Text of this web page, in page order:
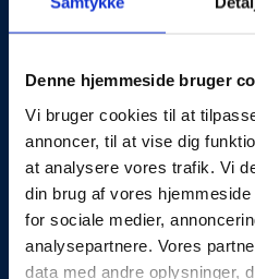
Denne hjemmeside bruger
Vi bruger cookies til at
annoncer, til at vise dig
at analysere vores trafik. Vi
din brug af vores
for sociale medier,
analysepartnere. Vores
data med andre oplysninger,
Om Bomae
Kontakt
Karriere
Mød Rådgiverne